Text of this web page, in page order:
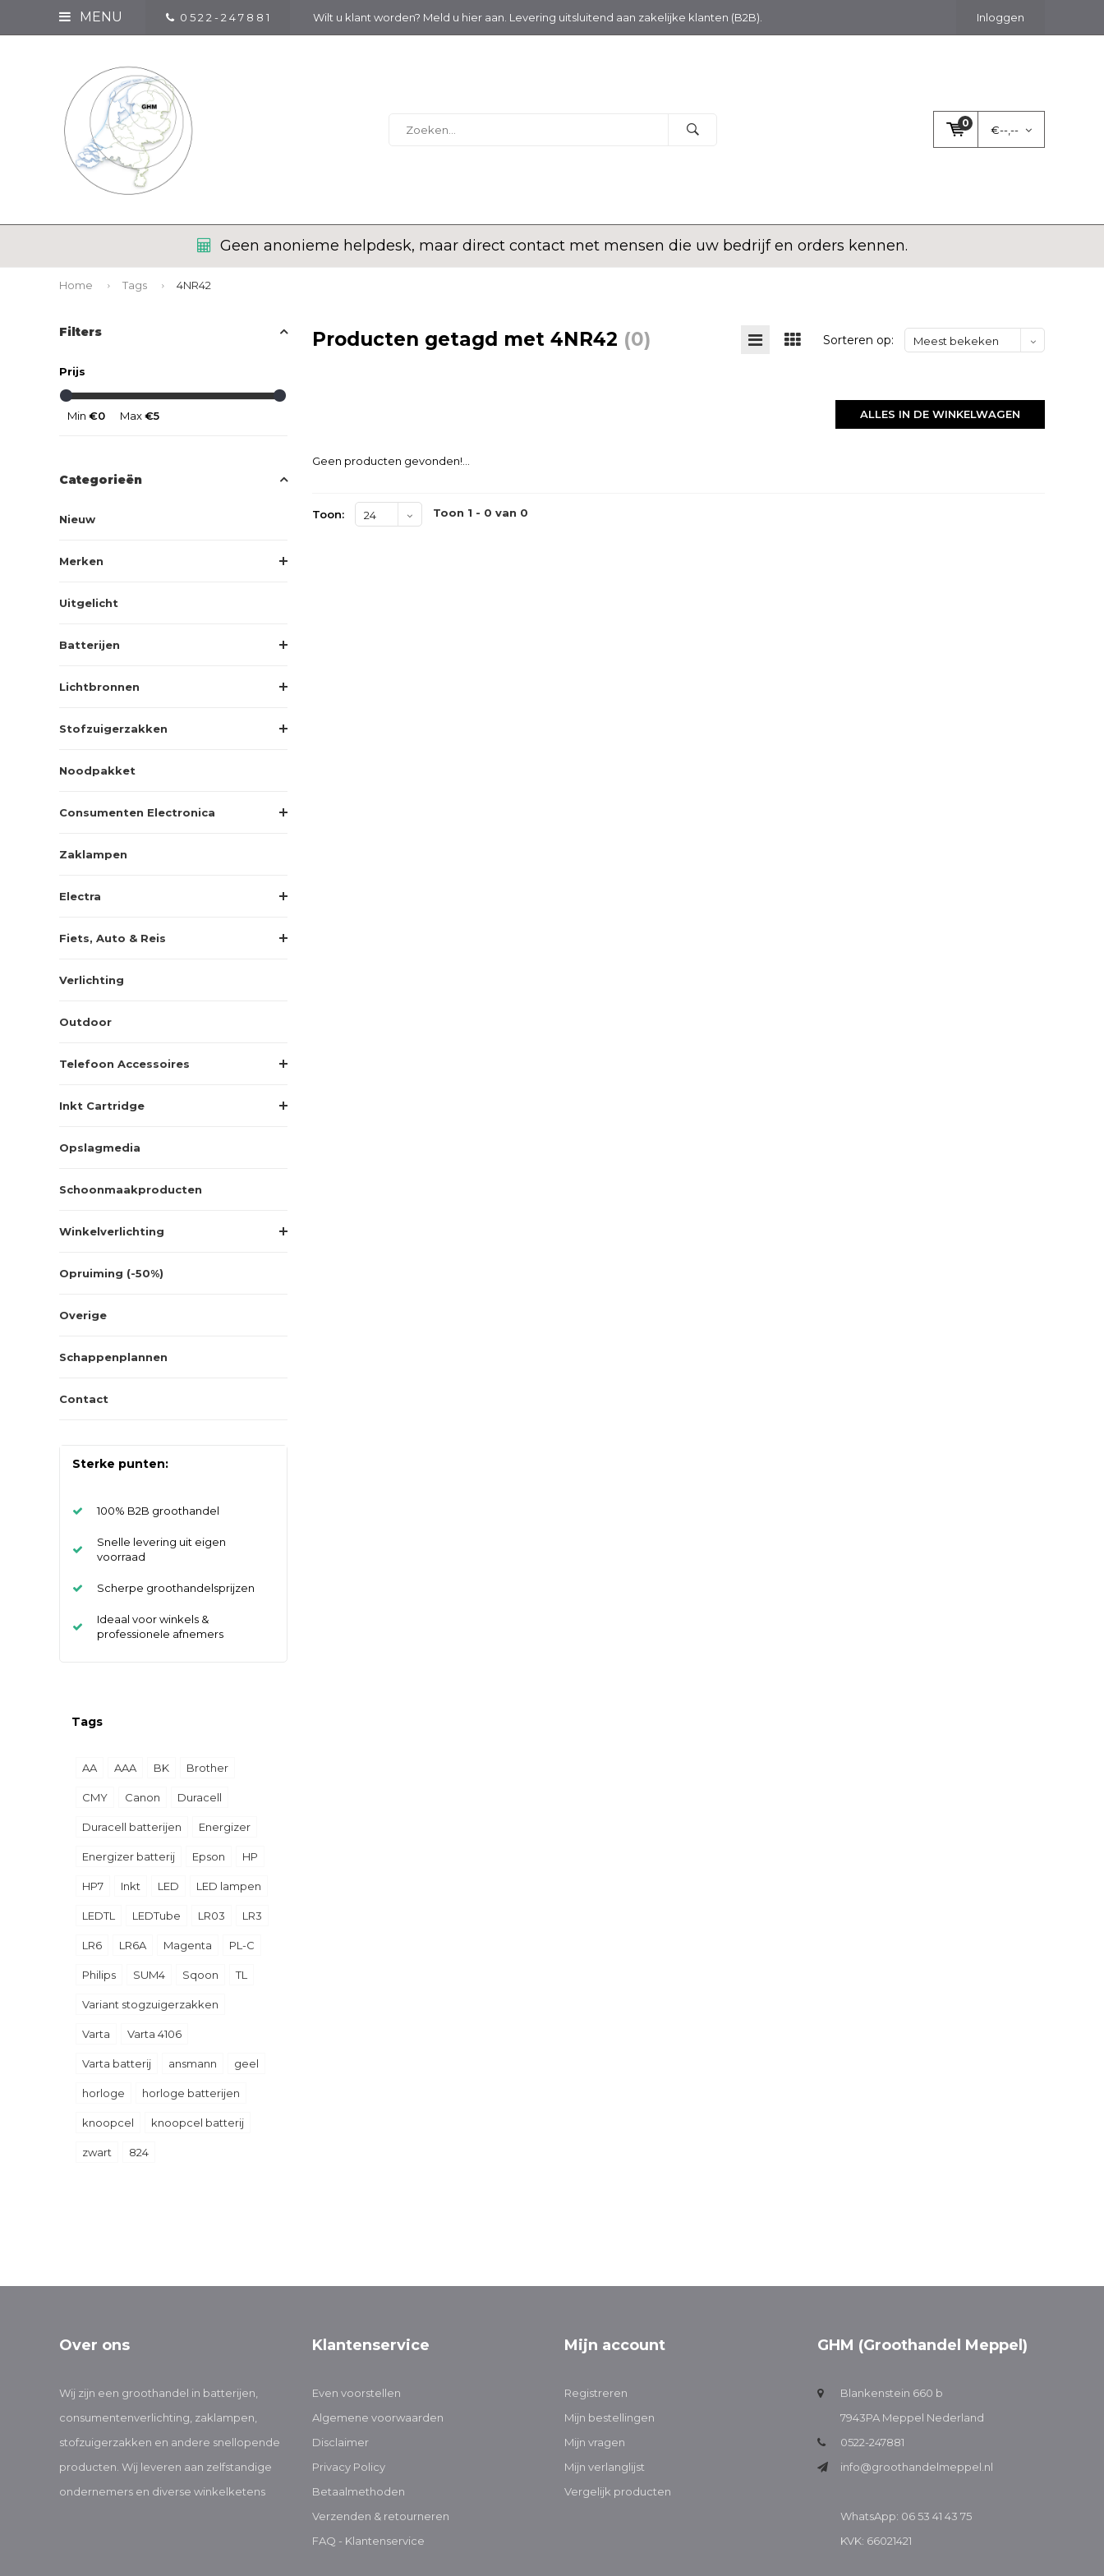
MENU 0 5 2 2 - 2 4 7 8 8 1 Wilt u klant worden? Meld u hier aan. Levering uitsluitend aan zakelijke klanten (B2B). Inloggen
0
€--,--
Geen anonieme helpdesk, maar direct contact met mensen die uw bedrijf en orders kennen.
Home Tags 4NR42
Filters
Prijs
Min €0 Max€5
Categorieën
Nieuw
Merken
Uitgelicht
Batterijen
Lichtbronnen
Stofzuigerzakken
Noodpakket
Consumenten Electronica
Zaklampen
Electra
Fiets, Auto & Reis
Verlichting
Outdoor
Telefoon Accessoires
Inkt Cartridge
Opslagmedia
Schoonmaakproducten
Winkelverlichting
Opruiming (-50%)
Overige
Schappenplannen
Contact
Sterke punten:
100% B2B groothandel
Snelle levering uit eigen
voorraad
Scherpe groothandelsprijzen
Ideaal voor winkels &
professionele afnemers
Tags
AA AAA BK Brother
CMY Canon Duracell
Duracell batterijen Energizer
Energizer batterij Epson HP
HP7 Inkt LED LED lampen
LEDTL LEDTube LR03 LR3
LR6 LR6A Magenta PL-C
Philips SUM4 Sqoon TL
Variant stogzuigerzakken
Varta Varta 4106
Varta batterij ansmann geel
horloge horloge batterijen
knoopcel knoopcel batterij
zwart 824
Producten getagd met 4NR42 (0) Sorteren op: Meest bekeken
ALLES IN DE WINKELWAGEN
Geen producten gevonden!...
Toon: 24 Toon 1 - 0 van 0
Over ons
Wij zijn een groothandel in batterijen,
consumentenverlichting, zaklampen,
stofzuigerzakken en andere snellopende
producten. Wij leveren aan zelfstandige
ondernemers en diverse winkelketens
Klantenservice
Even voorstellen
Algemene voorwaarden
Disclaimer
Privacy Policy
Betaalmethoden
Verzenden & retourneren
FAQ - Klantenservice
Mijn account
Registreren
Mijn bestellingen
Mijn vragen
Mijn verlanglijst
Vergelijk producten
GHM (Groothandel Meppel)
Blankenstein 660 b
7943PA Meppel Nederland
0522-247881
info@groothandelmeppel.nl
WhatsApp: 06 53 41 43 75
KVK: 66021421